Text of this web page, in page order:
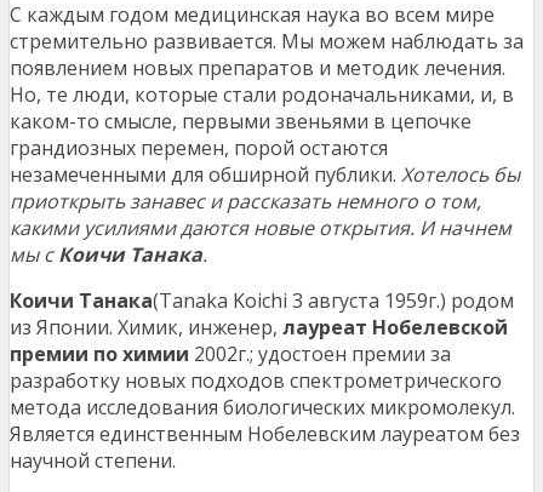
С каждым годом медицинская наука во всем мире
стремительно развивается. Мы можем наблюдать за
появлением новых препаратов и методик лечения.
Но, те люди, которые стали родоначальниками, и, в
каком-то смысле, первыми звеньями в цепочке
грандиозных перемен, порой остаются
незамеченными для обширной публики. Хотелось бы
приоткрыть занавес и рассказать немного о том,
какими усилиями даются новые открытия. И начнем
мы сКоичи Танака.
Коичи Танака(Tanaka Koichi 3 августа 1959г.) родом
из Японии. Химик, инженер, лауреат Нобелевской
премии по химии 2002г.; удостоен премии за
разработку новых подходов спектрометрического
метода исследования биологических микромолекул.
Является единственным Нобелевским лауреатом без
научной степени.